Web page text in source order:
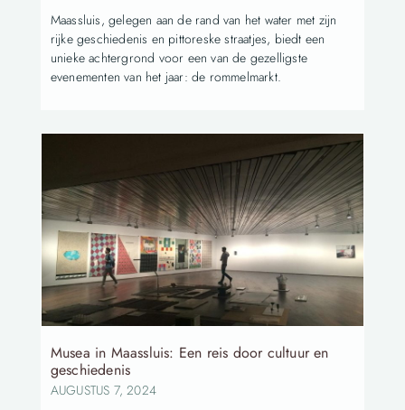
Maassluis, gelegen aan de rand van het water met zijn
rijke geschiedenis en pittoreske straatjes, biedt een
unieke achtergrond voor een van de gezelligste
evenementen van het jaar: de rommelmarkt.
Musea in Maassluis: Een reis door cultuur en
geschiedenis
AUGUSTUS 7, 2024